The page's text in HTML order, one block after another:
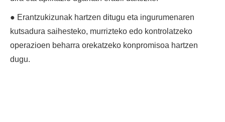
● Erantzukizunak hartzen ditugu eta ingurumenaren
kutsadura saihesteko, murrizteko edo kontrolatzeko
operazioen beharra orekatzeko konpromisoa hartzen
dugu.